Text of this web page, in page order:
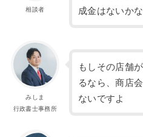
相談者
成金はないかな
みしま
行政書士事務所
もしその店舗
るなら、商店
ないですよ